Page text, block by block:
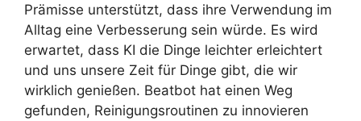
Prämisse unterstützt, dass ihre Verwendung im
Alltag eine Verbesserung sein würde. Es wird
erwartet, dass KI die Dinge leichter erleichtert
und uns unsere Zeit für Dinge gibt, die wir
wirklich genießen. Beatbot hat einen Weg
gefunden, Reinigungsroutinen zu innovieren